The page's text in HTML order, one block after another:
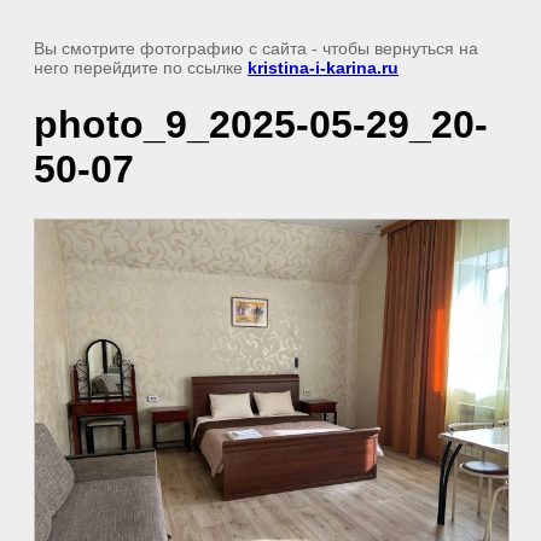
Вы смотрите фотографию с сайта - чтобы вернуться на
него перейдите по ссылке kristina-i-karina.ru
photo_9_2025-05-29_20-
50-07